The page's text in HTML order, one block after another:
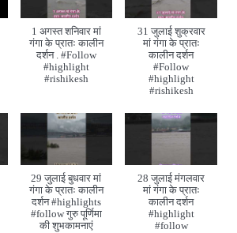
1 अगस्त शनिवार मां
गंगा के प्रातः कालीन
दर्शन . #Follow
#highlight
#rishikesh
31 जुलाई शुक्रवार
मां गंगा के प्रातः
कालीन दर्शन
#Follow
#highlight
#rishikesh
29 जुलाई बुधवार मां
गंगा के प्रातः कालीन
दर्शन #highlights
#follow गुरु पूर्णिमा
की शुभकामनाएं
28 जुलाई मंगलवार
मां गंगा के प्रातः
कालीन दर्शन
#highlight
#follow